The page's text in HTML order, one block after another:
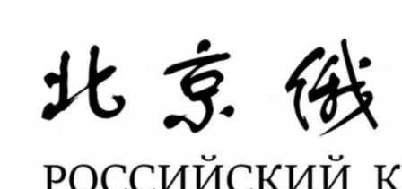
содержимому